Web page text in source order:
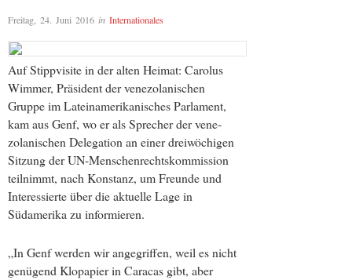
Freitag, 24. Juni 2016 in Internationales
Auf Stippvisite in der alten Heimat: Carolus
Wimmer, Präsident der venezolanischen
Gruppe im Lateinamerikanisches Parlament,
kam aus Genf, wo er als Sprecher der vene­
zolanischen Delegation an einer dreiwöchigen
Sitzung der UN-Menschen­rechts­kommission
teilnimmt, nach Konstanz, um Freunde und
Interessierte über die aktuelle Lage in
Südamerika zu informieren.
„In Genf werden wir angegriffen, weil es nicht
genügend Klopapier in Caracas gibt, aber